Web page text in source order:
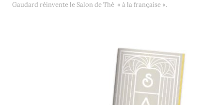
Gaudard réinvente le Salon de Thé « à la française ».